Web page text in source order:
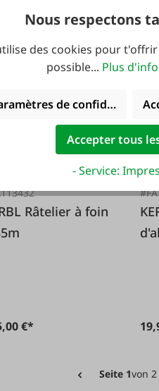
à foin
€*
Seite 1von 2
Nous respectons
des cookies pour
possible... Plus
de confidentialité
Accepter tous les
- Service: